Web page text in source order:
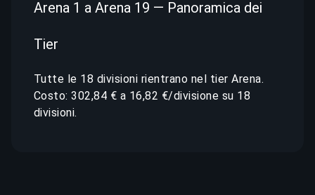
Arena 1 a Arena 19 — Panoramica dei
Tier
Tutte le 18 divisioni rientrano nel tier Arena.
Costo: 302,84 € a 16,82 €/divisione su 18
divisioni.